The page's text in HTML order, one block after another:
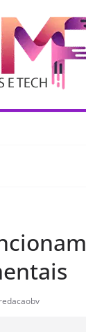
redacaobv